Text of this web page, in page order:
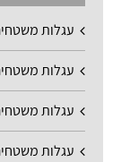
עגלות
עגלות
עגלות
עגלות